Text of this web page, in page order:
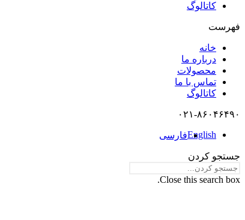
کاتالوگ
فهرست
خانه
درباره ما
محصولات
تماس با ما
کاتالوگ
۰۲۱-۸۶۰۴۶۴۹۰
Englishفارسی
جستجو کردن
Close this search box.